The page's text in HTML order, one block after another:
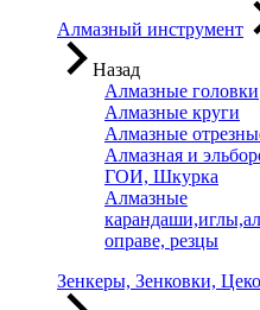
Алмазный инструмент
Назад
Алмазные головки
Алмазные круги
Алмазные
Алмазная и
ГОИ, Шкурка
Алмазные
оправе, резцы
Зенкеры, Зенковки,